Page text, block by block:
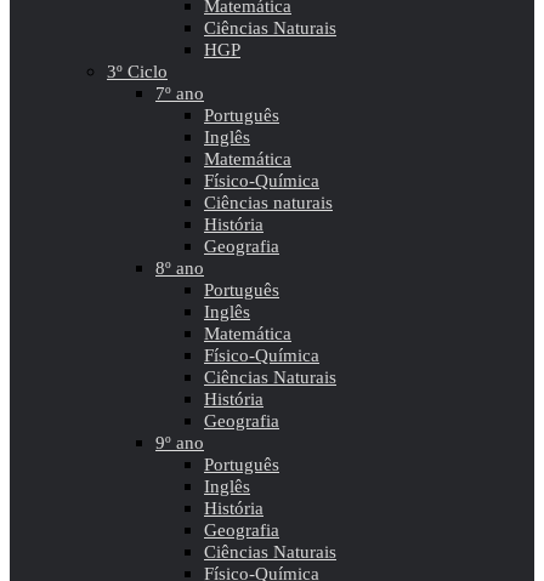
Matemática
Ciências Naturais
HGP
3º Ciclo
7º ano
Português
Inglês
Matemática
Físico-Química
Ciências naturais
História
Geografia
8º ano
Português
Inglês
Matemática
Físico-Química
Ciências Naturais
História
Geografia
9º ano
Português
Inglês
História
Geografia
Ciências Naturais
Físico-Química